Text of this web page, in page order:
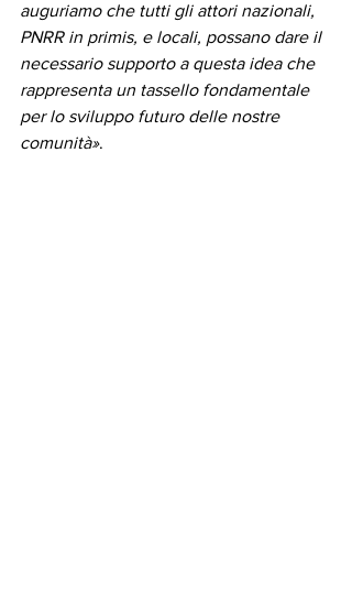
auguriamo che tutti gli attori nazionali,
PNRR in primis, e locali, possano dare il
necessario supporto a questa idea che
rappresenta un tassello fondamentale
per lo sviluppo futuro delle nostre
comunità».